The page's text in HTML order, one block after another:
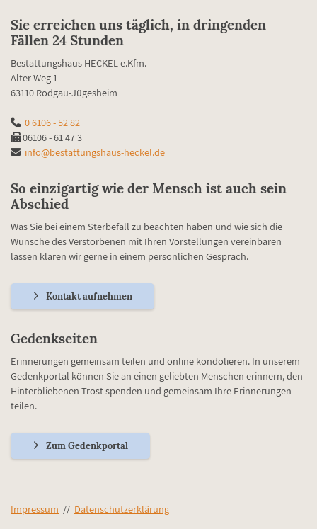
Sie erreichen uns täglich, in dringenden
Fällen 24 Stunden
Bestattungshaus HECKEL e.Kfm.
Alter Weg 1
63110 Rodgau-Jügesheim
0 6106 - 52 82
06106 - 61 47 3
info@bestattungshaus-heckel.de
So einzigartig wie der Mensch ist auch sein
Abschied
Was Sie bei einem Sterbefall zu beachten haben und wie sich die
Wünsche des Verstorbenen mit Ihren Vorstellungen vereinbaren
lassen klären wir gerne in einem persönlichen Gespräch.
Kontakt aufnehmen
Gedenkseiten
Erinnerungen gemeinsam teilen und online kondolieren. In unserem
Gedenkportal können Sie an einen geliebten Menschen erinnern, den
Hinterbliebenen Trost spenden und gemeinsam Ihre Erinnerungen
teilen.
Zum Gedenkportal
Impressum // Datenschutzerklärung